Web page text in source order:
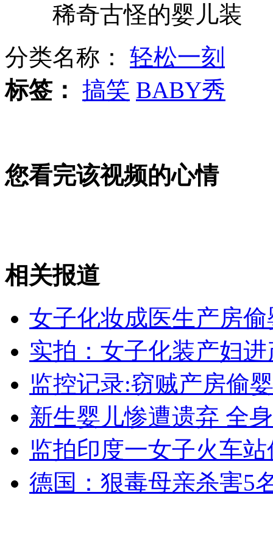
吴孟达林雪为《给野兽献花》宣传
日本要求韩议员放弃登陆争议岛屿
山西运城恶犬咬伤多人 警民合力深夜将其击毙
女孩北京地铁殴打老人 痛下狠手拳打脚踢
无痛分娩是否安全 医生回应
外交部：反对强权政治霸凌主义
外交部：有关国家言论片面不公正
稀奇古怪的婴儿装
分类名称： 轻松一刻
标签： 搞笑 BABY秀
您看完该视频的心情
相关报道
女子化妆成医生产房
实拍：女子化装产妇
监控记录:窃贼产房偷
新生婴儿惨遭遗弃 全
监拍印度一女子火车
德国：狠毒母亲杀害5